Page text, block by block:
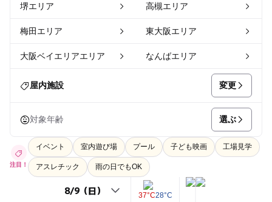
堺エリア 高槻エリア
梅田エリア 東大阪エリア
大阪ベイエリアエリア なんばエリア
屋内施設 変更
対象年齢 選ぶ
注目！
イベント 室内遊び場 プール 子ども映画 工場見学
アスレチック 雨の日でもOK
37°C28°C